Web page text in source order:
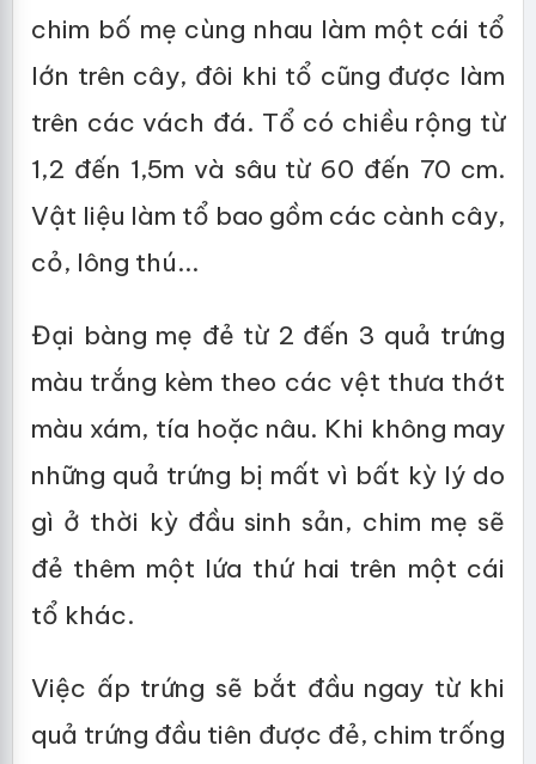
chim bố mẹ cùng nhau làm một cái tổ
lớn trên cây, đôi khi tổ cũng được làm
trên các vách đá. Tổ có chiều rộng từ
1,2 đến 1,5m và sâu từ 60 đến 70 cm.
Vật liệu làm tổ bao gồm các cành cây,
cỏ, lông thú...
Đại bàng mẹ đẻ từ 2 đến 3 quả trứng
màu trắng kèm theo các vệt thưa thớt
màu xám, tía hoặc nâu. Khi không may
những quả trứng bị mất vì bất kỳ lý do
gì ở thời kỳ đầu sinh sản, chim mẹ sẽ
đẻ thêm một lứa thứ hai trên một cái
tổ khác.
Việc ấp trứng sẽ bắt đầu ngay từ khi
quả trứng đầu tiên được đẻ, chim trống